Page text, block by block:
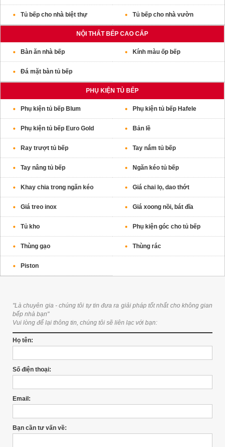
Tủ bếp cho nhà biệt thự Tủ bếp cho nhà vườn
NỘI THẤT BẾP CAO CẤP
Bàn ăn nhà bếp Kính màu ốp bếp
Đá mặt bàn tủ bếp
PHỤ KIỆN TỦ BẾP
Phụ kiện tủ bếp Blum Phụ kiện tủ bếp Hafele
Phụ kiện tủ bếp Euro Gold Bản lề
Ray trượt tủ bếp Tay nắm tủ bếp
Tay nâng tủ bếp Ngăn kéo tủ bếp
Khay chia trong ngăn kéo Giá chai lọ, dao thớt
Giá treo inox Giá xoong nồi, bát đĩa
Tủ kho Phụ kiện góc cho tủ bếp
Thùng gạo Thùng rác
Piston
"Là chuyên gia - chúng tôi tự tin đưa ra giải pháp tốt nhất cho không gian
bếp nhà bạn"
Vui lòng để lại thông tin, chúng tôi sẽ liên lạc với bạn:
Họ tên:
Số điện thoại:
Email:
Bạn cần tư vấn về: